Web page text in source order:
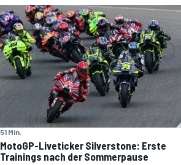
51 Min.
MotoGP-Liveticker Silverstone: Erste
Trainings nach der Sommerpause